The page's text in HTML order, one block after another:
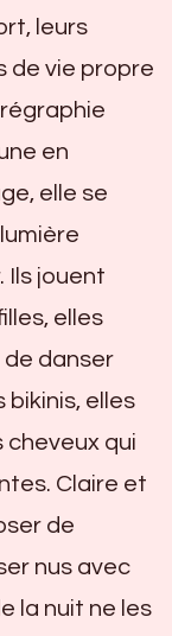
leurs
de vie propre
en
elle se
Ils jouent
elles
danser
bikinis, elles
cheveux qui
Claire et
de
nus avec
la nuit ne les